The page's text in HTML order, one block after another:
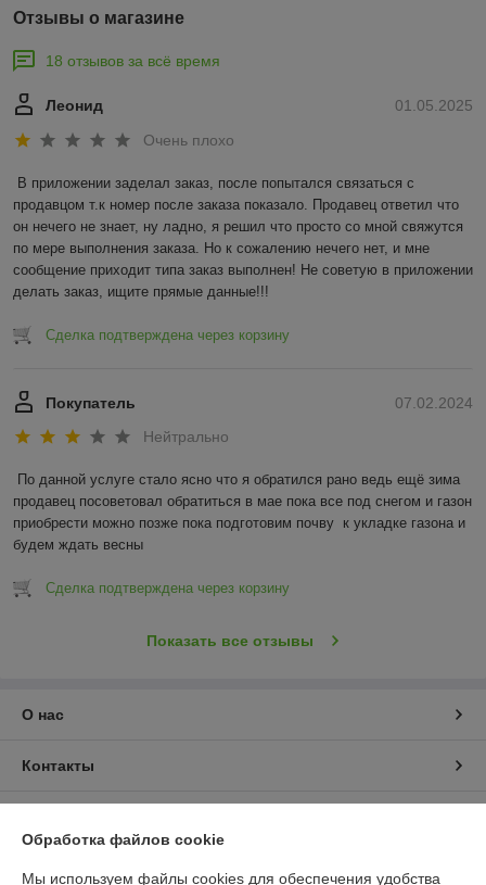
Отзывы о магазине
18 отзывов за всё время
01.05.2025
Леонид
Очень плохо
В приложении заделал заказ, после попытался связаться с
продавцом т.к номер после заказа показало. Продавец ответил что
он нечего не знает, ну ладно, я решил что просто со мной свяжутся
по мере выполнения заказа. Но к сожалению нечего нет, и мне
сообщение приходит типа заказ выполнен! Не советую в приложении
делать заказ, ищите прямые данные!!!
Сделка подтверждена через корзину
07.02.2024
Покупатель
Нейтрально
По данной услуге стало ясно что я обратился рано ведь ещё зима
продавец посоветовал обратиться в мае пока все под снегом и газон
приобрести можно позже пока подготовим почву  к укладке газона и
будем ждать весны
Сделка подтверждена через корзину
Показать все отзывы
О нас
Контакты
Обработка файлов cookie
Мы используем файлы cookies для обеспечения удобства